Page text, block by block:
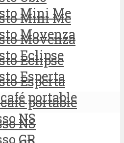
Mini Me
Movenza
Eclipse
Esperta
portable
NS
GR
Mini Me
Movenza
Eclipse
Esperta
portable
NS